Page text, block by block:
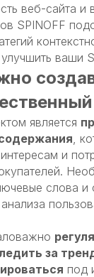
веб-сайта и
SPINOFF
ваши
является
,
и
слова и
за
под